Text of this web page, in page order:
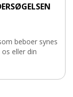
beboer synes
eller din